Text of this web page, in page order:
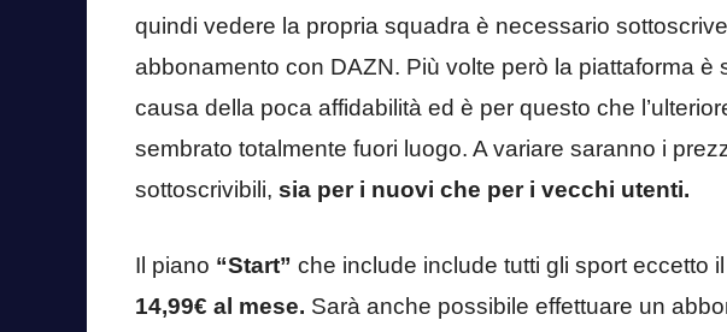
quindi vedere la propria squadra è necessario
abbonamento con DAZN. Più volte però la piattaforma è
causa della poca affidabilità ed è per questo che
sembrato totalmente fuori luogo. A variare saranno i
sottoscrivibili, sia per i nuovi che per i vecchi utenti.
Il piano “Start” che include include tutti gli sport eccetto
14,99€ al mese. Sarà anche possibile effettuare un